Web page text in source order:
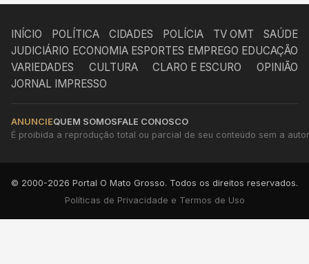
INÍCIO POLÍTICA CIDADES POLÍCIA TV OMT
SAÚDE
JUDICIÁRIO ECONOMIA ESPORTES EMPREGO EDUCAÇÃO
VARIEDADES
CULTURA CLARO E ESCURO
OPINIÃO
JORNAL IMPRESSO
ANUNCIEQUEM SOMOSFALE CONOSCO
É proibida a reprodução total ou parcial de seu conteúdo sem a
© 2000-2026 Portal O Mato Grosso. Todos os direitos reservados.
Políticas de Privacidade e Termos de Uso